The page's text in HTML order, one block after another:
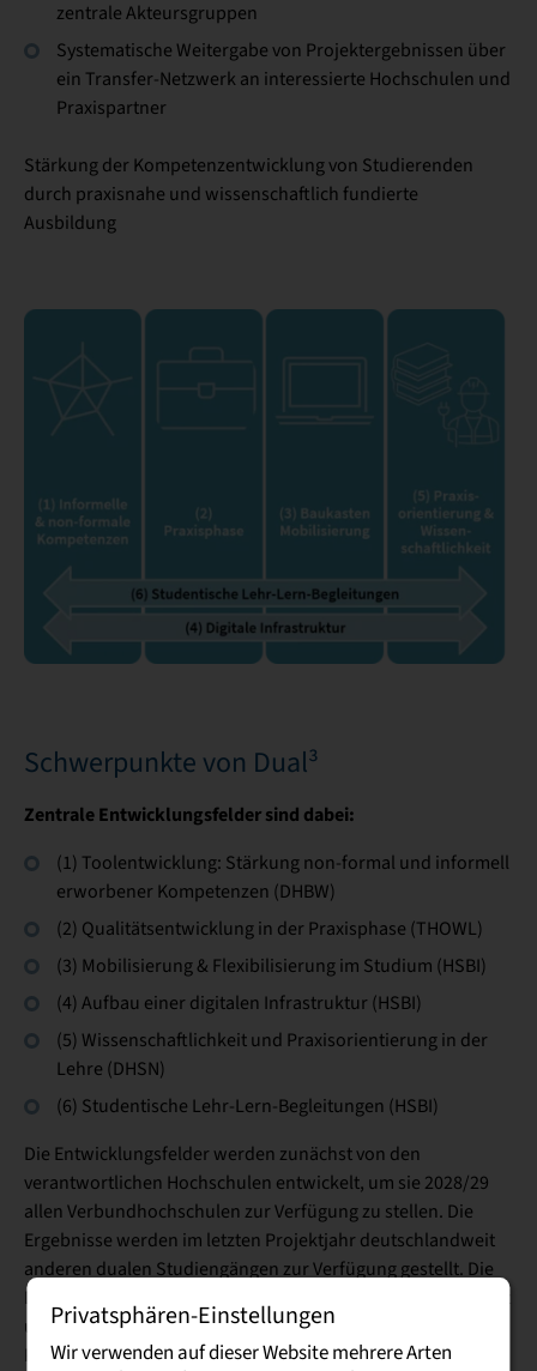
zentrale Akteursgruppen
Systematische Weitergabe von Projektergebnissen über
ein Transfer-Netzwerk an interessierte Hochschulen und
Praxispartner
Stärkung der Kompetenzentwicklung von Studierenden
durch praxisnahe und wissenschaftlich fundierte
Ausbildung
Schwerpunkte von Dual³
Zentrale Entwicklungsfelder sind dabei:
(1) Toolentwicklung: Stärkung non-formal und informell
erworbener Kompetenzen (DHBW)
(2) Qualitätsentwicklung in der Praxisphase (THOWL)
(3) Mobilisierung & Flexibilisierung im Studium (HSBI)
(4) Aufbau einer digitalen Infrastruktur (HSBI)
(5) Wissenschaftlichkeit und Praxisorientierung in der
Lehre (DHSN)
(6) Studentische Lehr-Lern-Begleitungen (HSBI)
Die Entwicklungsfelder werden zunächst von den
verantwortlichen Hochschulen entwickelt, um sie 2028/29
allen Verbundhochschulen zur Verfügung zu stellen. Die
Ergebnisse werden im letzten Projektjahr deutschlandweit
anderen dualen Studiengängen zur Verfügung gestellt. Die
DHSN verantwortet Arbeitspaket 5, also Wissenschaftlichkeit
und Praxisorientierung in der Lehre. Zunächst werden mit
Pilotstudiengängen der DHSN passende Maßnahmen
Privatsphären-Einstellungen
Wir verwenden auf dieser Website mehrere Arten